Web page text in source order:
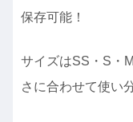
保存可能！
サイズはSS・S・
さに合わせて使い